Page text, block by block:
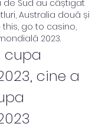
de Sud au câștigat
Australia două și
this, go to casino,
2023.
cupa
cine a